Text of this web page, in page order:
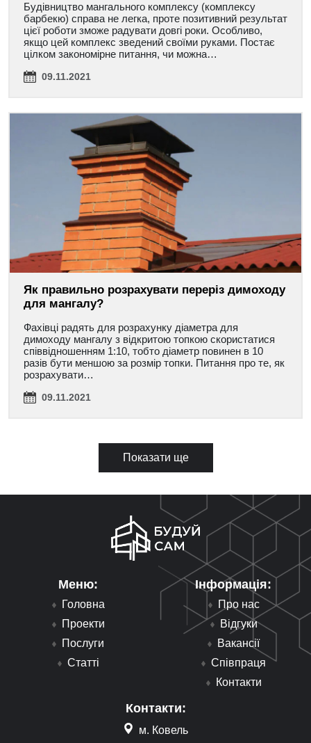
Будівництво мангального комплексу (комплексу
барбекю) справа не легка, проте позитивний результат
цієї роботи зможе радувати довгі роки. Особливо,
якщо цей комплекс зведений своїми руками. Постає
цілком закономірне питання, чи можна…
09.11.2021
Як правильно розрахувати переріз димоходу
для мангалу?
Фахівці радять для розрахунку діаметра для
димоходу мангалу з відкритою топкою скористатися
співвідношенням 1:10, тобто діаметр повинен в 10
разів бути меншою за розмір топки. Питання про те, як
розрахувати…
09.11.2021
Показати ще
Меню:
Головна
Проекти
Послуги
Статті
Інформація:
Про нас
Відгуки
Вакансії
Співпраця
Контакти
Контакти:
м. Ковель